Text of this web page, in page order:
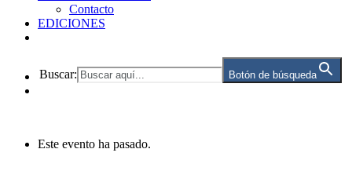
Contacto
EDICIONES
Buscar: Botón de búsqueda
Este evento ha pasado.